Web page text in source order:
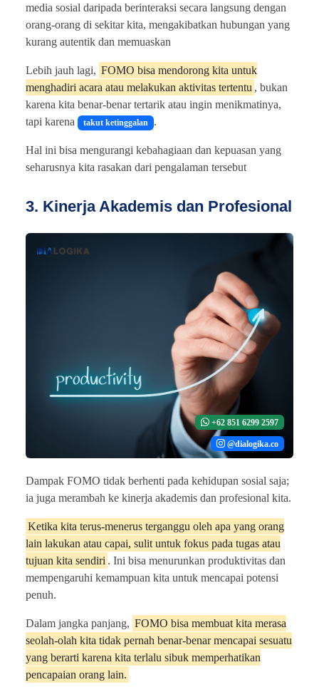
media sosial daripada berinteraksi secara langsung dengan
orang-orang di sekitar kita, mengakibatkan hubungan yang
kurang autentik dan memuaskan
Lebih jauh lagi, FOMO bisa mendorong kita untuk
menghadiri acara atau melakukan aktivitas tertentu , bukan
karena kita benar-benar tertarik atau ingin menikmatinya,
tapi karena
takut ketinggalan .
Hal ini bisa mengurangi kebahagiaan dan kepuasan yang
seharusnya kita rasakan dari pengalaman tersebut
3. Kinerja Akademis dan Profesional
+62 851 6299 2597
@dialogika.co
Dampak FOMO tidak berhenti pada kehidupan sosial saja;
ia juga merambah ke kinerja akademis dan profesional kita.
Ketika kita terus-menerus terganggu oleh apa yang orang
lain lakukan atau capai, sulit untuk fokus pada tugas atau
tujuan kita sendiri . Ini bisa menurunkan produktivitas dan
mempengaruhi kemampuan kita untuk mencapai potensi
penuh.
Dalam jangka panjang, FOMO bisa membuat kita merasa
seolah-olah kita tidak pernah benar-benar mencapai sesuatu
yang berarti karena kita terlalu sibuk memperhatikan
pencapaian orang lain.